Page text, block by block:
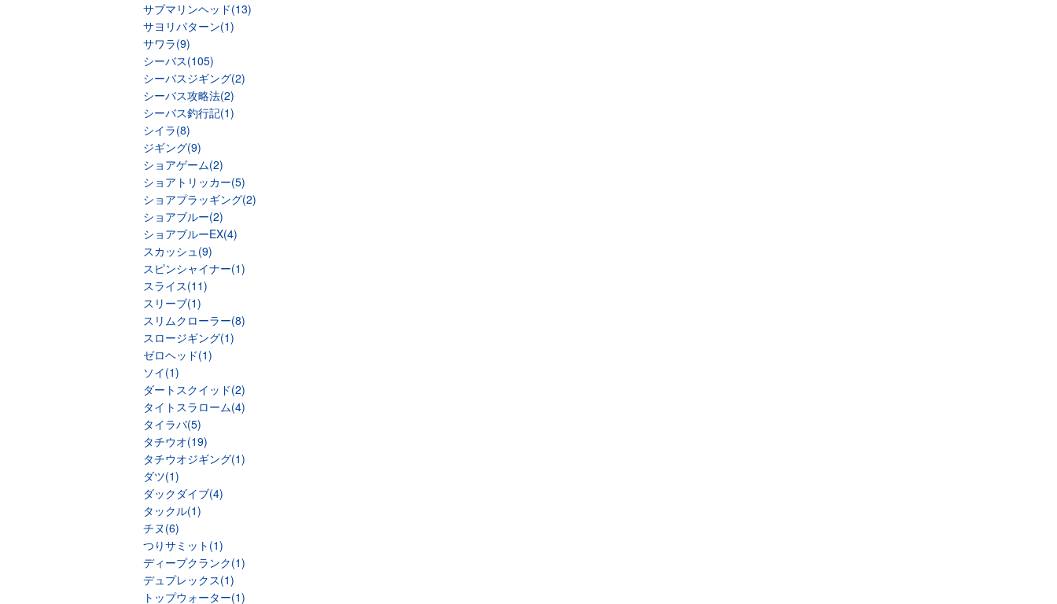
サブマリンヘッド(13)
サヨリパターン(1)
サワラ(9)
シーバス(105)
シーバスジギング(2)
シーバス攻略法(2)
シーバス釣行記(1)
シイラ(8)
ジギング(9)
ショアゲーム(2)
ショアトリッカー(5)
ショアプラッギング(2)
ショアブルー(2)
ショアブルーEX(4)
スカッシュ(9)
スピンシャイナー(1)
スライス(11)
スリーブ(1)
スリムクローラー(8)
スロージギング(1)
ゼロヘッド(1)
ソイ(1)
ダートスクイッド(2)
タイトスラローム(4)
タイラバ(5)
タチウオ(19)
タチウオジギング(1)
ダツ(1)
ダックダイブ(4)
タックル(1)
チヌ(6)
つりサミット(1)
ディープクランク(1)
デュプレックス(1)
トップウォーター(1)